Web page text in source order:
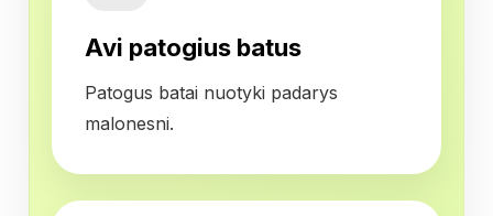
Avi patogius batus
Patogus batai nuotyki padarys
malonesni.